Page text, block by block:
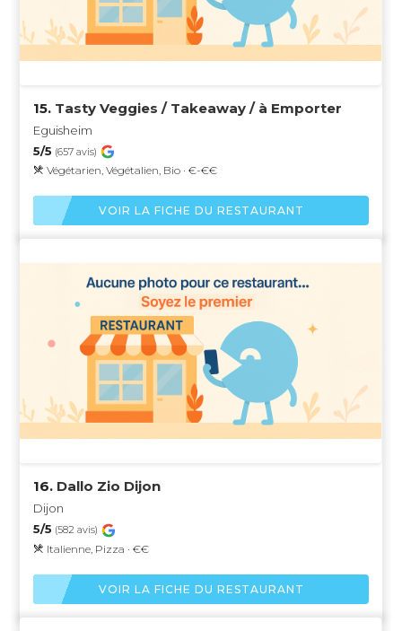
15. Tasty Veggies / Takeaway / à Emporter
Eguisheim
5/5 (657 avis)
Végétarien, Végétalien, Bio · €-€€
VOIR LA FICHE DU RESTAURANT
16. Dallo Zio Dijon
Dijon
5/5 (582 avis)
Italienne, Pizza · €€
VOIR LA FICHE DU RESTAURANT